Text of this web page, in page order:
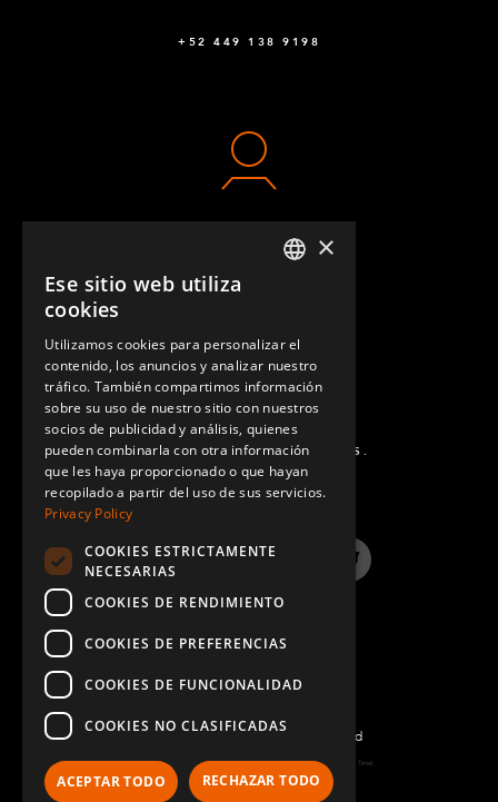
+52 449 138 9198
CONTACTO
PREGUNTAS MÁS FRECUENTES.
LinkedIn InstagramTwitter
©2022 FlexQube – All rights reserved
Page generated: Sun Aug 09 2026 12:23:17 GMT+0000 (Coordinated Universal Time)
×
Ese sitio web utiliza
cookies
Utilizamos cookies para personalizar el
contenido, los anuncios y analizar nuestro
tráfico. También compartimos información
sobre su uso de nuestro sitio con nuestros
socios de publicidad y análisis, quienes
pueden combinarla con otra información
que les haya proporcionado o que hayan
recopilado a partir del uso de sus servicios.
Privacy Policy
COOKIES ESTRICTAMENTE
NECESARIAS
COOKIES DE RENDIMIENTO
COOKIES DE PREFERENCIAS
COOKIES DE FUNCIONALIDAD
COOKIES NO CLASIFICADAS
ACEPTAR TODO RECHAZAR TODO